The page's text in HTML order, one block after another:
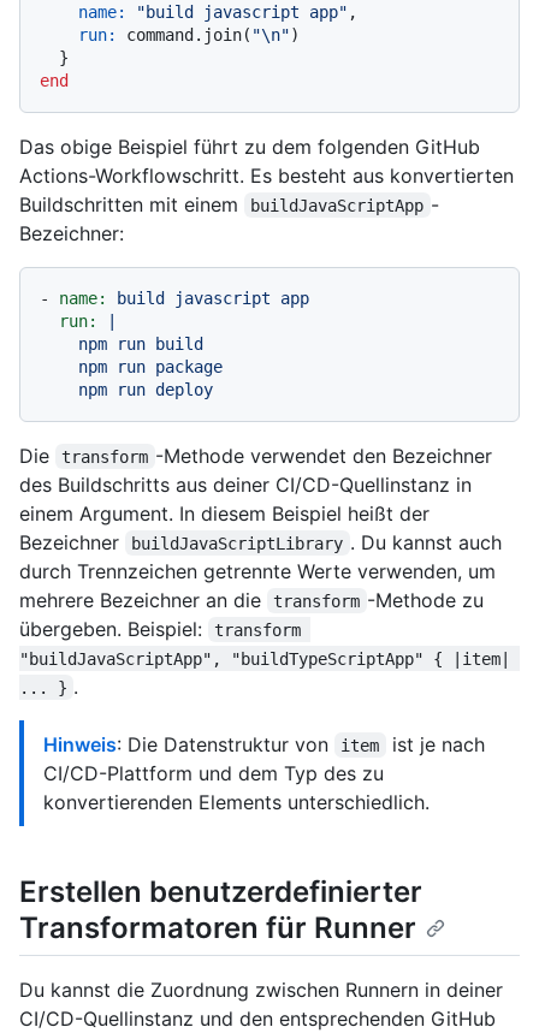
name:
"build javascript app" ,
run:
command.join( "\n")
end
Das obige Beispiel führt zu dem folgenden GitHub
Actions-Workflowschritt. Es besteht aus konvertierten
Buildschritten mit einem
buildJavaScriptApp -
Bezeichner:
- name: build javascript
app
run:
|
Die transform -Methode verwendet den Bezeichner
des Buildschritts aus deiner CI/CD-Quellinstanz in
einem Argument. In diesem Beispiel heißt der
Bezeichner
buildJavaScriptLibrary . Du kannst auch
durch Trennzeichen getrennte Werte verwenden, um
mehrere Bezeichner an die
transform -Methode zu
übergeben. Beispiel:
transform
"buildJavaScriptApp", "buildTypeScriptApp" { |item|
... } .
Hinweis: Die Datenstruktur von item
ist je nach
CI/CD-Plattform und dem Typ des zu
konvertierenden Elements unterschiedlich.
Erstellen benutzerdefinierter
Transformatoren für Runner
Du kannst die Zuordnung zwischen Runnern in deiner
CI/CD-Quellinstanz und den entsprechenden GitHub